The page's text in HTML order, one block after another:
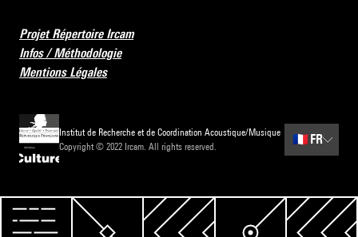
Projet Répertoire Ircam
Infos / Méthodologie
Mentions Légales
Institut de Recherche et de Coordination Acoustique/Musique
Copyright © 2022 Ircam. All rights reserved.
🇫🇷 FR